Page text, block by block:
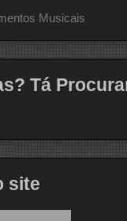
Musicais
Tá
site